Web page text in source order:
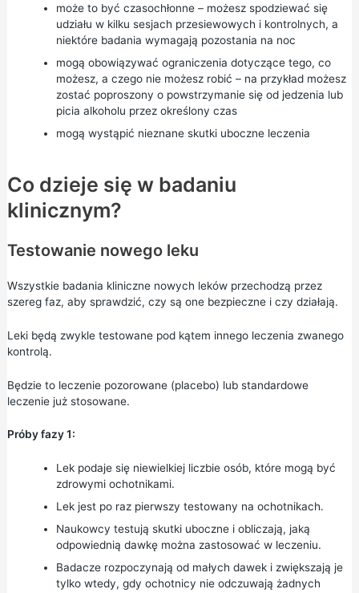
może to być czasochłonne – możesz spodziewać się
udziału w kilku sesjach przesiewowych i kontrolnych, a
niektóre badania wymagają pozostania na noc
mogą obowiązywać ograniczenia dotyczące tego, co
możesz, a czego nie możesz robić – na przykład możesz
zostać poproszony o powstrzymanie się od jedzenia lub
picia alkoholu przez określony czas
mogą wystąpić nieznane skutki uboczne leczenia
Co dzieje się w badaniu
klinicznym?
Testowanie nowego leku
Wszystkie badania kliniczne nowych leków przechodzą przez
szereg faz, aby sprawdzić, czy są one bezpieczne i czy działają.
Leki będą zwykle testowane pod kątem innego leczenia zwanego
kontrolą.
Będzie to leczenie pozorowane (placebo) lub standardowe
leczenie już stosowane.
Próby fazy 1:
Lek podaje się niewielkiej liczbie osób, które mogą być
zdrowymi ochotnikami.
Lek jest po raz pierwszy testowany na ochotnikach.
Naukowcy testują skutki uboczne i obliczają, jaką
odpowiednią dawkę można zastosować w leczeniu.
Badacze rozpoczynają od małych dawek i zwiększają je
tylko wtedy, gdy ochotnicy nie odczuwają żadnych